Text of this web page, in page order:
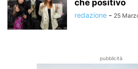
che positivo
redazione - 25
pubblicità